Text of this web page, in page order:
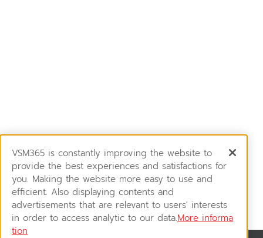
VSM365 is constantly improving the website to
provide the best experiences and satisfactions for
you. Making the website more easy to use and
efficient. Also displaying contents and
advertisements that are relevant to users' interests
in order to access analytic to our data.More informa
tion